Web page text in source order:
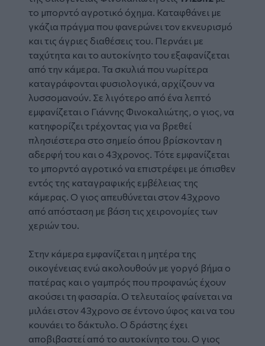
το μπορντό αγροτικό όχημα. Καταφθάνει με
γκάζια πράγμα που φανερώνει τον εκνευρισμό
και τις άγριες διαθέσεις του. Περνάει με
ταχύτητα και το αυτοκίνητο του εξαφανίζεται
από την κάμερα. Τα σκυλιά που νωρίτερα
καταγράφονται φυσιολογικά, αρχίζουν να
λυσσομανούν. Σε λιγότερο από ένα λεπτό
εμφανίζεται ο Γιάννης Φινοκαλιώτης, ο γιος, να
κατηφορίζει τρέχοντας για να βρεθεί
πλησιέστερα στο σημείο όπου βρίσκονταν η
αδερφή του και ο 43χρονος. Τότε εμφανίζεται
το μπορντό αγροτικό να επιστρέφει με όπισθεν
εντός της καταγραφικής εμβέλειας της
κάμερας. Ο γιος απευθύνεται στον 43χρονο
από απόσταση με βάση τις χειρονομίες των
χεριών του.
Στην κάμερα εμφανίζεται η μητέρα της
οικογένειας ενώ ακολουθούν με γοργό βήμα ο
πατέρας και ο γαμπρός που προφανώς έχουν
ακούσει τη φασαρία. Ο τελευταίος φαίνεται να
μιλάει στον 43χρονο σε έντονο ύφος και να του
κουνάει το δάκτυλο. Ο δράστης έχει
αποβιβαστεί από το αυτοκίνητο του. Ο γιος